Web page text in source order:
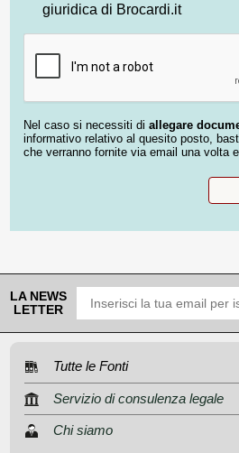
giuridica di Brocardi.it
Nel caso si necessiti di allegare
informativo relativo al quesito posto,
che verranno fornite via email una volta
LA NEWS
LETTER
Tutte le Fonti
Servizio di consulenza legale
Chi siamo